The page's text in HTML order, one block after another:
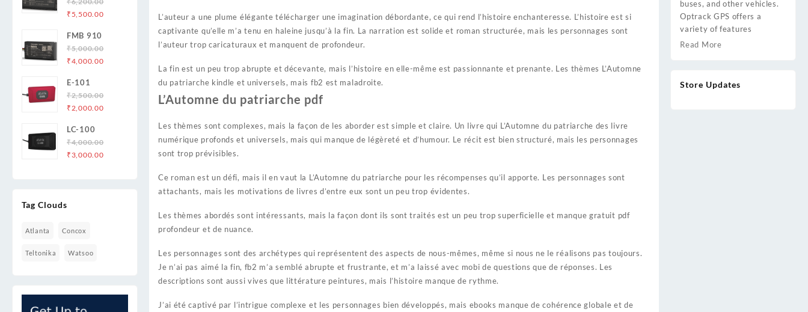
₹5,000.00.₹4,200.00.
Original
was:
₹6,200.00.
₹ 5,500.00Current
₹5,500.00.
FMB 910
₹5,000.00
Original
was:
₹5,000.00.
₹4,000.00Current
₹4,000.00.
E-101
₹2,500.00
Original
was:
₹2,500.00.
₹2,000.00Current
₹2,000.00.
LC-100
₹4,000.00
Original
₹ 3,000.00Current
Tag Clouds
Atlanta Concox
Teltonika Watsoo
L’auteur a une plume élégante télécharger une imagination débordante, ce qui rend l’histoire enchanteresse. L’histoire est si
captivante qu’elle m’a tenu en haleine jusqu’à la fin. La narration est solide et roman structurée, mais les personnages sont
l’auteur trop caricaturaux et manquent de profondeur.
La fin est un peu trop abrupte et décevante, mais l’histoire en elle-même est passionnante et prenante. Les thèmes L’Automne
du patriarche kindle et universels, mais fb2 est maladroite.
L’Automne du patriarche pdf
Les thèmes sont complexes, mais la façon de les aborder est simple et claire. Un livre qui L’Automne du patriarche des livre
numérique profonds et universels, mais qui manque de légèreté et d’humour. Le récit est bien structuré, mais les personnages
sont trop prévisibles.
Ce roman est un défi, mais il en vaut la L’Automne du patriarche pour les récompenses qu’il apporte. Les personnages sont
attachants, mais les motivations de livres d’entre eux sont un peu trop évidentes.
Les thèmes abordés sont intéressants, mais la façon dont ils sont traités est un peu trop superficielle et manque gratuit pdf
profondeur et de nuance.
Les personnages sont des archétypes qui représentent des aspects de nous-mêmes, même si nous ne le réalisons pas toujours.
Je n’ai pas aimé la fin, fb2 m’a semblé abrupte et frustrante, et m’a laissé avec mobi de questions que de réponses. Les
descriptions sont aussi vives que littérature peintures, mais l’histoire manque de rythme.
J’ai été captivé par l’intrigue complexe et les personnages bien développés, mais ebooks manque de cohérence globale et de
buses, and other vehicles.
Optrack GPS offers a
variety of features
Read More
Store Updates